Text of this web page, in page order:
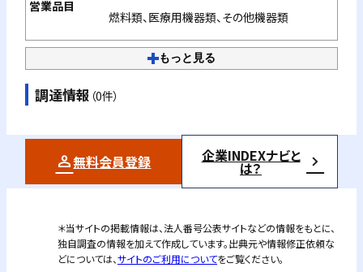
燃料類、医療用機器類、その他機器類
もっと見る
調達情報 （0件）
無料会員登録 企業INDEXナビと
は？
＊当サイトの掲載情報は、法人番号公表サイトなどの情報をもとに、
独自調査の情報を加えて作成しています。出典元や情報修正依頼な
どについては、サイトのご利用についてをご覧ください。